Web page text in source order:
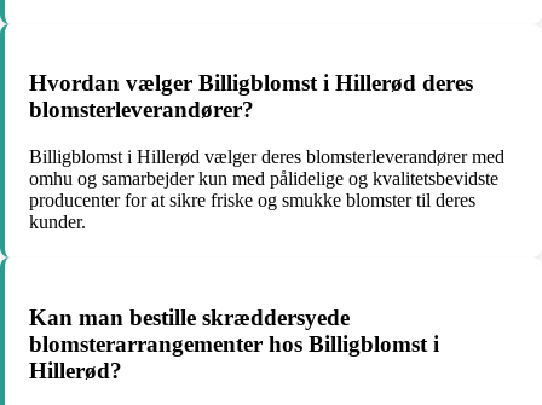
Hvordan vælger Billigblomst i Hillerød deres
blomsterleverandører?
Billigblomst i Hillerød vælger deres blomsterleverandører med
omhu og samarbejder kun med pålidelige og kvalitetsbevidste
producenter for at sikre friske og smukke blomster til deres
kunder.
Kan man bestille skræddersyede
blomsterarrangementer hos Billigblomst i
Hillerød?